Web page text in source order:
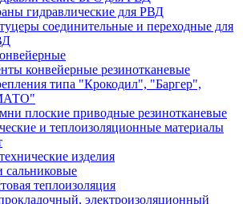
гидравлические для РВД
соединительные и переходные для
конвейерные резинотканевые
типа "Крокодил", "Баргер",
плоские приводные резинотканевые
и теплоизоляционные материалы
изделия
сальниковые
теплоизоляция
электроизоляционный